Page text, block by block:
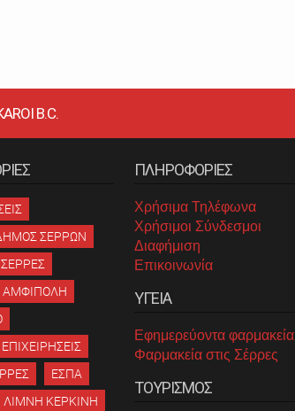
B.C.
ΣΕΡΡΩΝ
ΣΕΡΡΕΣ
ΑΜΦΙΠΟΛΗ
ΕΠΙΧΕΙΡΗΣΕΙΣ
ΕΣΠΑ
ΛΙΜΝΗ ΚΕΡΚΙΝΗ
ΠΛΗΡΟΦΟΡΙΕΣ
Χρήσιμα Τηλέφωνα
Χρήσιμοι Σύνδεσμοι
Διαφήμιση
Επικοινωνία
ΥΓΕΙΑ
Εφημερεύοντα φαρμακεία
Φαρμακεία στις Σέρρες
ΤΟΥΡΙΣΜΟΣ